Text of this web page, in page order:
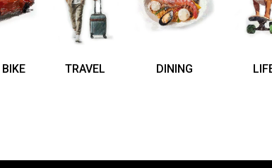
TRAVEL DINING